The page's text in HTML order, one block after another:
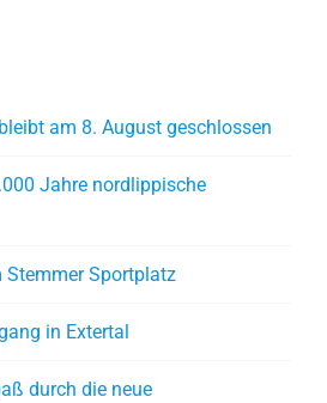
am 8. August geschlossen
Jahre nordlippische
Stemmer Sportplatz
in Extertal
durch die neue